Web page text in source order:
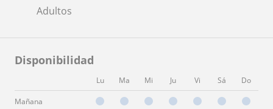
Adultos
Disponibilidad
Lu Ma Mi Ju Vi Sá Do
Mañana